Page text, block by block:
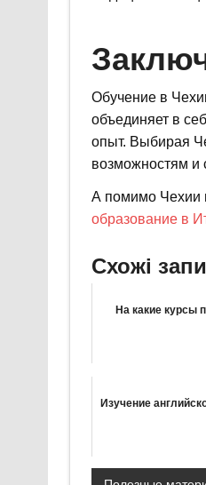
Обучение в
объединяет в
опыт. Выбирая
возможностям и
А помимо Чехии
образование в
Схожі
На какие курсы
Изучение